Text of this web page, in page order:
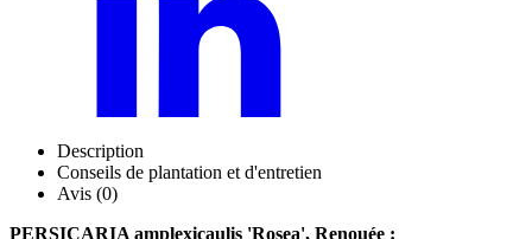
Description
Conseils de plantation et d'entretien
Avis (0)
PERSICARIA amplexicaulis 'Rosea', Renouée :